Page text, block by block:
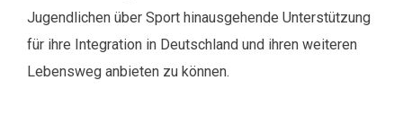
Jugendlichen über Sport hinausgehende Unterstützung
für ihre Integration in Deutschland und ihren weiteren
Lebensweg anbieten zu können.